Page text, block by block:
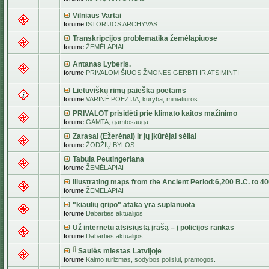
Vilniaus Vartai
forume ISTORIJOS ARCHYVAS
Transkripcijos problematika žemėlapiuose
forume ŽEMĖLAPIAI
Antanas Lyberis.
forume PRIVALOM ŠIUOS ŽMONES GERBTI IR ATSIMINTI
Lietuviškų rimų paieška poetams
forume VARINĖ POEZIJA, kūryba, miniatiūros
PRIVALOT prisidėti prie klimato kaitos mažinimo
forume GAMTA, gamtosauga
Zarasai (Ežerėnai) ir jų įkūrėjai sėliai
forume ŽODŽIŲ BYLOS
Tabula Peutingeriana
forume ŽEMĖLAPIAI
illustrating maps from the Ancient Period:6,200 B.C. to
forume ŽEMĖLAPIAI
"kiaulių gripo" ataka yra suplanuota
forume Dabarties aktualijos
Už internetu atsisiųstą įrašą – į policijos rankas
forume Dabarties aktualijos
Saulės miestas Latvijoje
forume Kaimo turizmas, sodybos poilsiui, pramogos.